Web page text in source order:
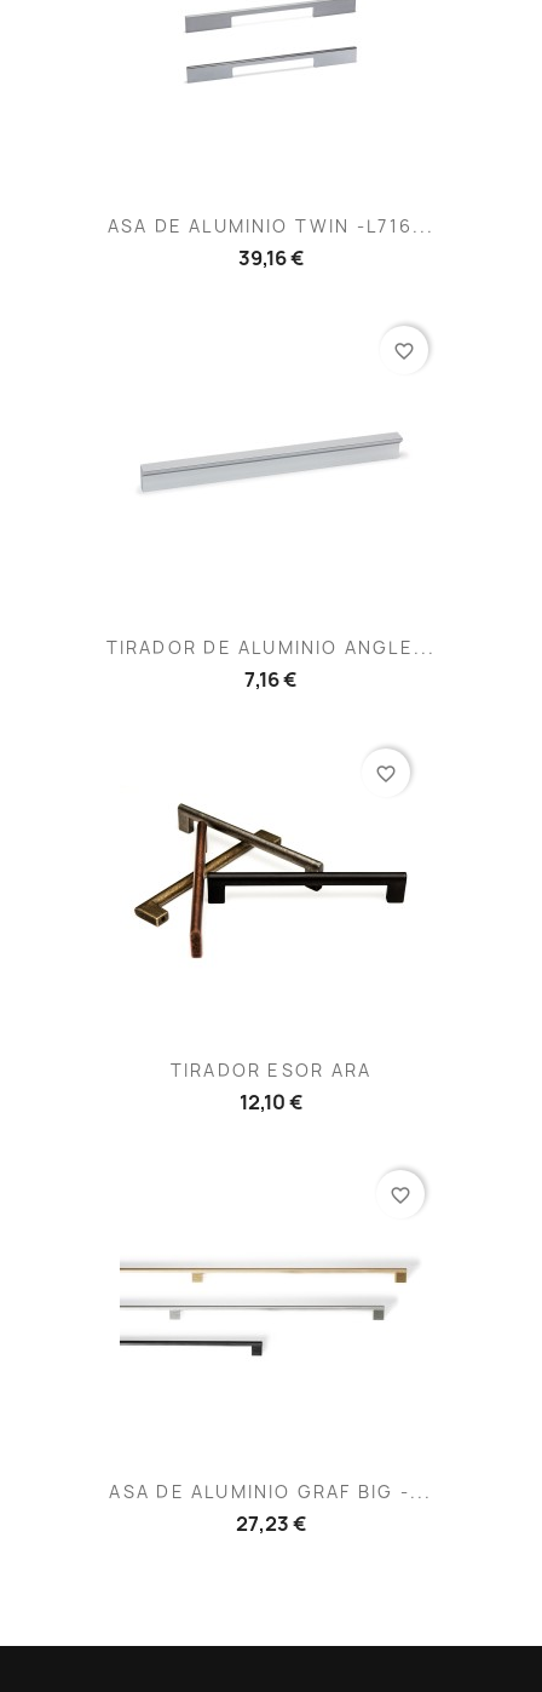
ASA DE ALUMINIO TWIN -L716...
39,16 €
TIRADOR DE ALUMINIO ANGLE...
7,16 €
favorite_border
TIRADOR ESOR ARA
12,10 €
favorite_border
ASA DE ALUMINIO GRAF BIG -...
27,23 €
favorite_border